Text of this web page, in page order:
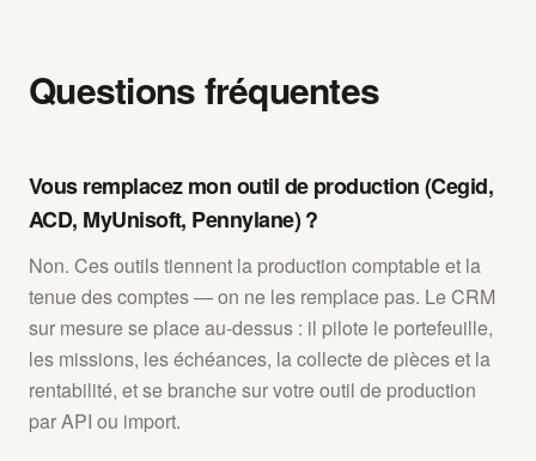
Questions fréquentes
Vous remplacez mon outil de production (Cegid,
ACD, MyUnisoft, Pennylane) ?
Non. Ces outils tiennent la production comptable et la
tenue des comptes — on ne les remplace pas. Le CRM
sur mesure se place au-dessus : il pilote le portefeuille,
les missions, les échéances, la collecte de pièces et la
rentabilité, et se branche sur votre outil de production
par API ou import.